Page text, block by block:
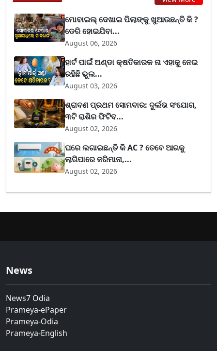
ମୋବାଇଲ୍ ଦେଖାଇ ପିଲାଙ୍କୁ ଖୁଆଉଛନ୍ତି କି ?
ଡେରି ହୋଇଯିବା...
August 06, 2026
ହାର୍ଟ ପାଇଁ ଅଣ୍ଡା କ୍ଷତିକାରକ ନା ଏହାକୁ ନେଇ
ରହିଛି ଭୁଲ...
August 03, 2026
ଶ୍ରାବଣ ପ୍ରଥମ ସୋମବାର: ଦୁର୍ଲଭ ସଂଯୋଗ,
୩ଟି ରାଶିର ଫିଟିବ...
August 02, 2026
ଘରେ ଲଗାଇଛନ୍ତି କି AC ? ତେବେ ଆଗକୁ
ଲାଗିପାରେ ଜରିମାନା,...
August 02, 2026
News
News7 Odia
Prameya-ePaper
Prameya-Odia
Prameya-English